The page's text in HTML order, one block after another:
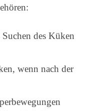
des Küken
wenn nach der